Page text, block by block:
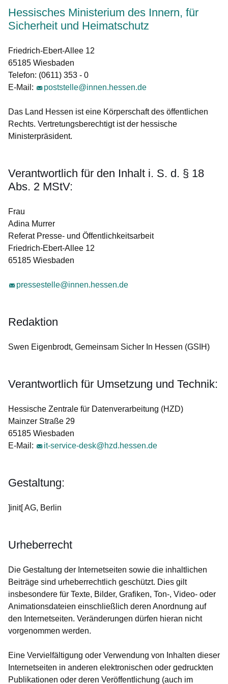
Hessisches Ministerium des Innern, für
Sicherheit und Heimatschutz
Friedrich-Ebert-Allee 12
65185 Wiesbaden
Telefon: (0611) 353 - 0
E-Mail:
poststelle@innen.hessen.de
Das Land Hessen ist eine Körperschaft des öffentlichen
Rechts. Vertretungsberechtigt ist der hessische
Ministerpräsident.
Verantwortlich für den Inhalt i. S. d. § 18
Abs. 2 MStV:
Frau
Adina Murrer
Referat Presse- und Öffentlichkeitsarbeit
Friedrich-Ebert-Allee 12
65185 Wiesbaden
pressestelle@innen.hessen.de
Redaktion
Swen Eigenbrodt, Gemeinsam Sicher In Hessen (GSIH)
Verantwortlich für Umsetzung und Technik:
Hessische Zentrale für Datenverarbeitung (HZD)
Mainzer Straße 29
65185 Wiesbaden
E-Mail:
it-service-desk@hzd.hessen.de
Gestaltung:
]init[ AG, Berlin
Urheberrecht
Die Gestaltung der Internetseiten sowie die inhaltlichen
Beiträge sind urheberrechtlich geschützt. Dies gilt
insbesondere für Texte, Bilder, Grafiken, Ton-, Video- oder
Animationsdateien einschließlich deren Anordnung auf
den Internetseiten. Veränderungen dürfen hieran nicht
vorgenommen werden.
Eine Vervielfältigung oder Verwendung von Inhalten dieser
Internetseiten in anderen elektronischen oder gedruckten
Publikationen oder deren Veröffentlichung (auch im